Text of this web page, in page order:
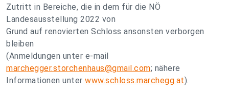
Zutritt in Bereiche, die in dem für die NÖ
Landesausstellung 2022 von
Grund auf renovierten Schloss ansonsten verborgen
bleiben
(Anmeldungen unter e-mail
marchegger.storchenhaus@gmail.com; nähere
Informationen unter www.schloss.marchegg.at).